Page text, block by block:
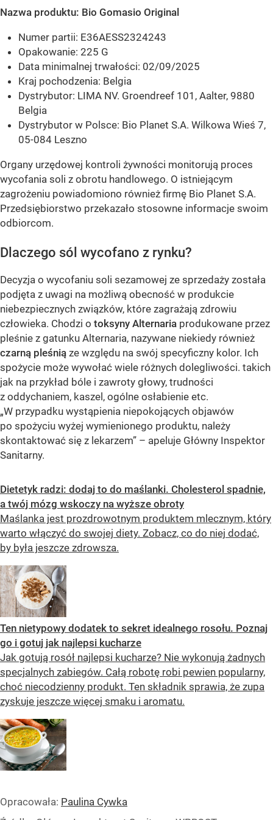
Nazwa produktu: Bio Gomasio Original
Numer partii: E36AESS2324243
Opakowanie: 225 G
Data minimalnej trwałości: 02/09/2025
Kraj pochodzenia: Belgia
Dystrybutor: LIMA NV. Groendreef 101, Aalter, 9880
Belgia
Dystrybutor w Polsce: Bio Planet S.A. Wilkowa Wieś 7,
05-084 Leszno
Organy urzędowej kontroli żywności monitorują proces
wycofania soli z obrotu handlowego. O istniejącym
zagrożeniu powiadomiono również firmę Bio Planet S.A.
Przedsiębiorstwo przekazało stosowne informacje swoim
odbiorcom.
Dlaczego sól wycofano z rynku?
Decyzja o wycofaniu soli sezamowej ze sprzedaży została
podjęta z uwagi na możliwą obecność w produkcie
niebezpiecznych związków, które zagrażają zdrowiu
człowieka. Chodzi o toksyny Alternaria produkowane przez
pleśnie z gatunku Alternaria, nazywane niekiedy również
czarną pleśnią ze względu na swój specyficzny kolor. Ich
spożycie może wywołać wiele różnych dolegliwości. takich
jak na przykład bóle i zawroty głowy, trudności
z oddychaniem, kaszel, ogólne osłabienie etc.
„W przypadku wystąpienia niepokojących objawów
po spożyciu wyżej wymienionego produktu, należy
skontaktować się z lekarzem” – apeluje Główny Inspektor
Sanitarny.
Dietetyk radzi: dodaj to do maślanki. Cholesterol spadnie,
a twój mózg wskoczy na wyższe obroty
Maślanka jest prozdrowotnym produktem mlecznym, który
warto włączyć do swojej diety. Zobacz, co do niej dodać,
by była jeszcze zdrowsza.
Ten nietypowy dodatek to sekret idealnego rosołu. Poznaj
go i gotuj jak najlepsi kucharze
Jak gotują rosół najlepsi kucharze? Nie wykonują żadnych
specjalnych zabiegów. Całą robotę robi pewien popularny,
choć niecodzienny produkt. Ten składnik sprawia, że zupa
zyskuje jeszcze więcej smaku i aromatu.
Opracowała: Paulina Cywka